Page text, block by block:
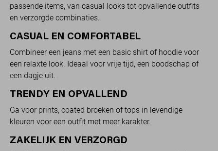
passende items, van casual looks tot opvallende outfits
en verzorgde combinaties.
CASUAL EN COMFORTABEL
Combineer een jeans met een basic shirt of hoodie voor
een relaxte look. Ideaal voor vrije tijd, een boodschap of
een dagje uit.
TRENDY EN OPVALLEND
Ga voor prints, coated broeken of tops in levendige
kleuren voor een outfit met meer karakter.
ZAKELIJK EN VERZORGD